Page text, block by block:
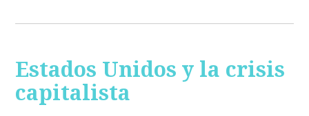
Estados Unidos y la crisis
capitalista